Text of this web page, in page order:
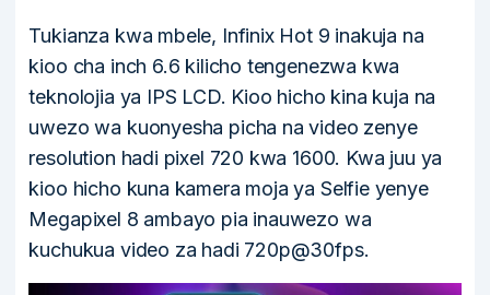
Tukianza kwa mbele, Infinix Hot 9 inakuja na
kioo cha inch 6.6 kilicho tengenezwa kwa
teknolojia ya IPS LCD. Kioo hicho kina kuja na
uwezo wa kuonyesha picha na video zenye
resolution hadi pixel 720 kwa 1600. Kwa juu ya
kioo hicho kuna kamera moja ya Selfie yenye
Megapixel 8 ambayo pia inauwezo wa
kuchukua video za hadi 720p@30fps.